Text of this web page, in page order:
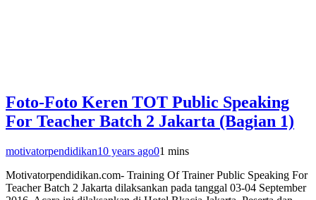
Foto-Foto Keren TOT Public Speaking
For Teacher Batch 2 Jakarta (Bagian 1)
motivatorpendidikan10 years ago01 mins
Motivatorpendidikan.com- Training Of Trainer Public Speaking For
Teacher Batch 2 Jakarta dilaksankan pada tanggal 03-04 September